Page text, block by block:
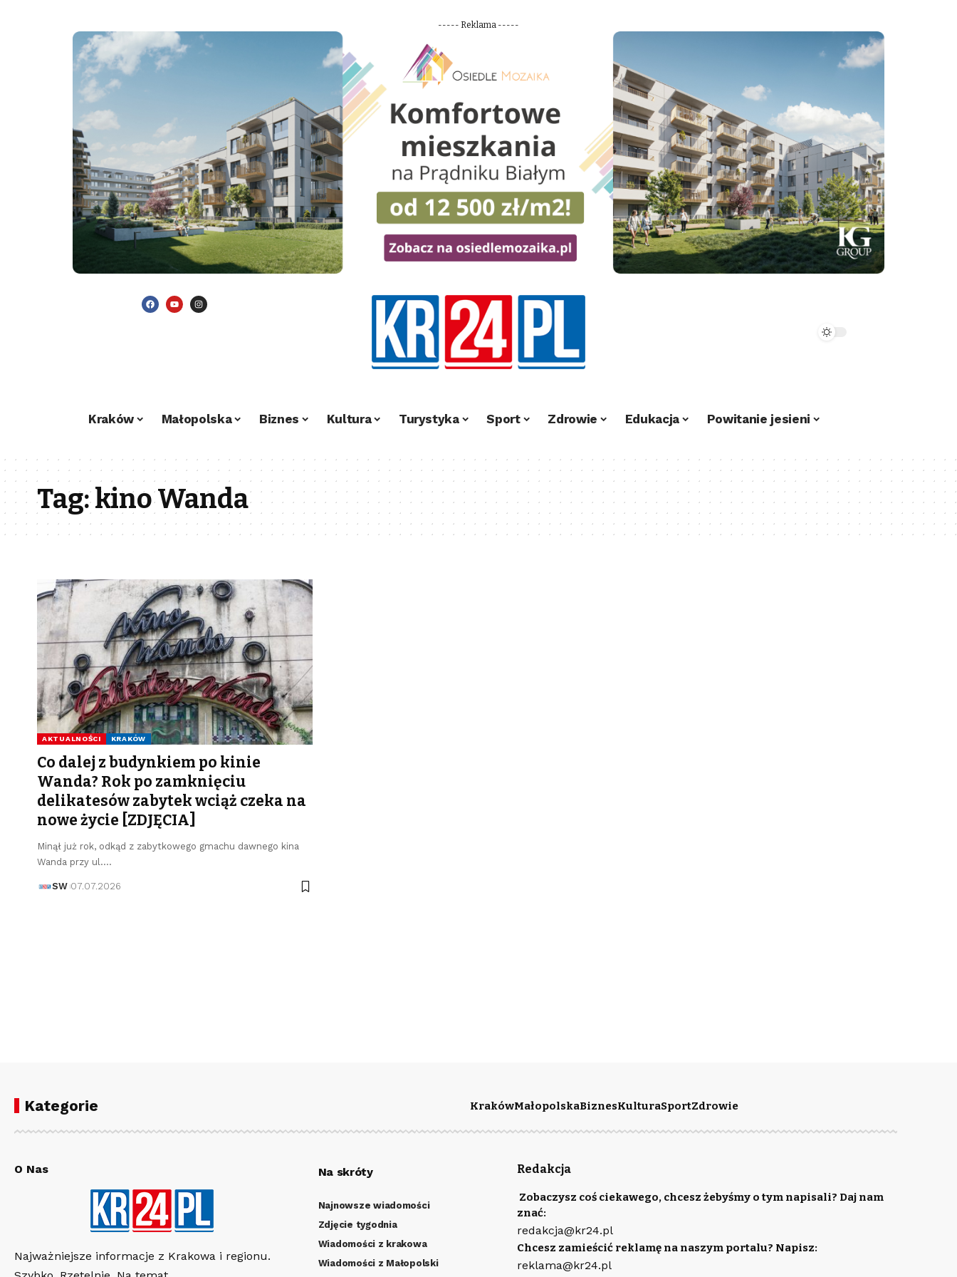
----- Reklama -----
Kraków Małopolska Biznes Kultura Turystyka Sport Zdrowie Edukacja Powitanie jesieni
Tag:kino Wanda
AKTUALNOŚCI KRAKÓW
Co dalej z budynkiem po kinie
Wanda? Rok po zamknięciu
delikatesów zabytek wciąż czeka na
nowe życie [ZDJĘCIA]
Minął już rok, odkąd z zabytkowego gmachu dawnego kina
Wanda przy ul.…
SW 07.07.2026
Kategorie KrakówMałopolskaBiznesKulturaSportZdrowie
O Nas
Najważniejsze informacje z Krakowa i regionu.
Na skróty
Najnowsze wiadomości
Zdjęcie tygodnia
Wiadomości z krakowa
Wiadomości z Małopolski
Redakcja
Zobaczysz coś ciekawego, chcesz żebyśmy o tym napisali? Daj nam
znać:
redakcja@kr24.pl
Chcesz zamieścić reklamę na naszym portalu? Napisz:
reklama@kr24.pl